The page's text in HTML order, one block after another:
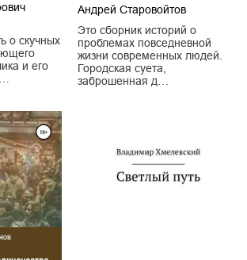
о скучных
и его
Андрей Старовойтов
Это сборник историй о
проблемах повседневной
жизни современных людей.
Городская суета,
заброшенная д…